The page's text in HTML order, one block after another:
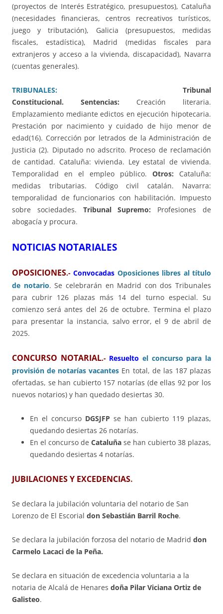
(proyectos de Interés Estratégico, presupuestos), Cataluña
(necesidades financieras, centros recreativos turísticos,
juego y tributación), Galicia (presupuestos, medidas
fiscales, estadística), Madrid (medidas fiscales para
extranjeros y acceso a la vivienda, discapacidad), Navarra
(cuentas generales).
TRIBUNALES: Tribunal
Constitucional.
Sentencias: Creación literaria.
Emplazamiento mediante edictos en ejecución hipotecaria.
Prestación por nacimiento y cuidado de hijo menor de
edad(16). Corrección por letrados de la Administración de
Justicia (2). Diputado no adscrito. Proceso de reclamación
de cantidad. Cataluña: vivienda. Ley estatal de vivienda.
Temporalidad en el empleo público. Otros: Cataluña:
medidas tributarias. Código civil catalán. Navarra:
temporalidad de funcionarios con habilitación. Impuesto
sobre sociedades. Tribunal Supremo: Profesiones de
abogacía y procura.
NOTICIAS NOTARIALES
OPOSICIONES.-Convocadas Oposiciones libres al título
de notario. Se celebrarán en Madrid con dos Tribunales
para cubrir 126 plazas más 14 del turno especial. Su
comienzo será antes del 26 de octubre. Termina el plazo
para presentar la instancia, salvo error, el 9 de abril de
2025.
CONCURSO NOTARIAL.-Resueltoel concurso para la
provisión de notarías vacantes En total, de las 187 plazas
ofertadas, se han cubierto 157 notarías (de ellas 92 por los
nuevos notarios) y han quedado desiertas 30.
En el concurso DGSJFP se han cubierto 119 plazas,
quedando desiertas 26 notarías.
En el concurso de Cataluña se han cubierto 38 plazas,
quedando desiertas 4 notarías.
JUBILACIONES Y EXCEDENCIAS.
Se declara la jubilación voluntaria del notario de San
Lorenzo de El Escorial don Sebastián Barril Roche.
Se declara la jubilación forzosa del notario de Madrid don
Carmelo Lacaci de la Peña.
Se declara en situación de excedencia voluntaria a la
notaria de Alcalá de Henares doña Pilar Viciana Ortiz de
Galisteo.